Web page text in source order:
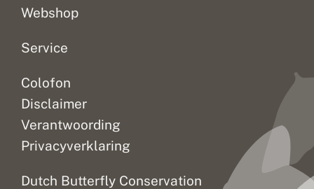
i
n
Webshop
Service
Colofon
Disclaimer
Verantwoording
Privacyverklaring
Dutch Butterfly Conservation